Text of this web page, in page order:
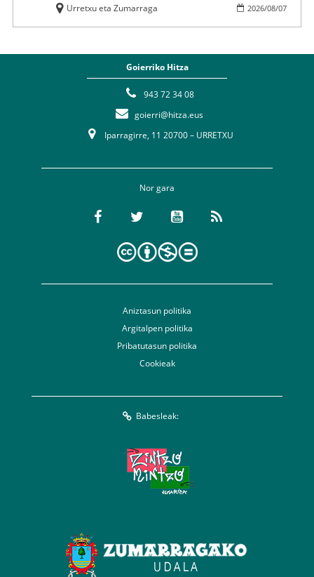
2026/08/07
Urretxu eta Zumarraga
Goierriko Hitza
943 72 34 08
goierri@hitza.eus
Iparragirre, 11 20700 – URRETXU
Nor gara
Aniztasun politika
Argitalpen politika
Pribatutasun politika
Cookieak
Babesleak: